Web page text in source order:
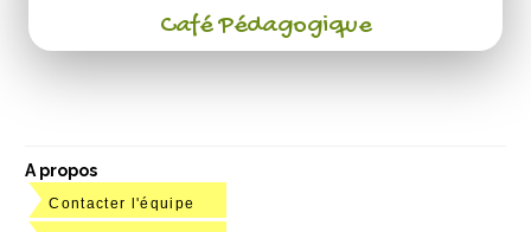
Café Pédagogique
A propos
Contacter l'équipe